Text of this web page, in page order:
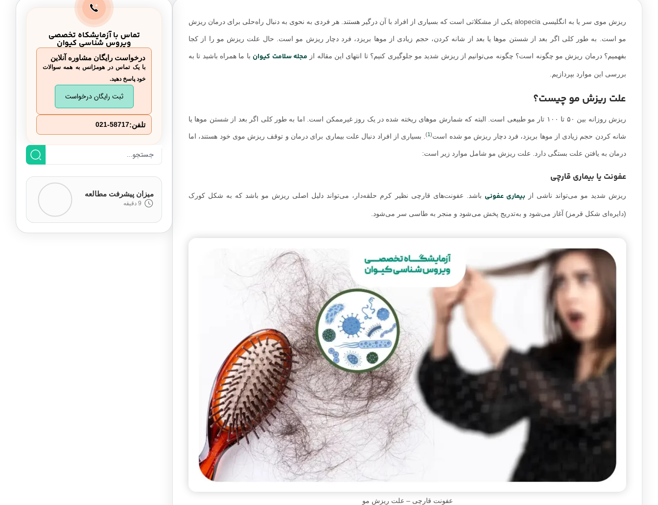
ریزش موی سر یا به انگلیسی alopecia یکی از مشکلاتی است که بسیاری از افراد با آن درگیر هستند. هر فردی به نحوی به دنبال راه‌حلی برای درمان ریزش
مو است. به طور کلی اگر بعد از شستن موها یا بعد از شانه کردن، حجم زیادی از موها بریزد، فرد دچار ریزش مو است. حال علت ریزش مو را از کجا
بفهمیم؟ درمان ریزش مو چگونه است؟ چگونه می‌توانیم از ریزش شدید مو جلوگیری کنیم؟ تا انتهای این مقاله از مجله سلامت کیوان با ما همراه باشید تا به
بررسی این موارد بپردازیم.
علت ریزش مو چیست؟
ریزش روزانه بین ۵۰ تا ۱۰۰ تار مو طبیعی است. البته که شمارش موهای ریخته شده در یک روز غیرممکن است. اما به طور کلی اگر بعد از شستن موها یا
شانه کردن حجم زیادی از موها بریزد، فرد دچار ریزش مو شده است(
1
). بسیاری از افراد دنبال علت بیماری برای درمان و توقف ریزش موی خود هستند، اما
درمان به یافتن علت بستگی دارد. علت ریزش مو شامل موارد زیر است:
عفونت‌ یا بیماری قارچی
ریزش شدید مو می‌تواند ناشی از بیماری عفونی باشد. عفونت‌های قارچی نظیر کرم حلقه‌دار، می‌تواند دلیل اصلی ریزش مو باشد که به شکل کورک
(دایره‌ای شکل قرمز) آغاز می‌شود و به‌تدریج پخش می‌شود و منجر به طاسی سر می‌شود.
عفونت قارچی – علت ریزش مو
تماس با آزمایشکاه تخصصی
ویروس شناسی کیوان
درخواست رایگان مشاوره آنلاین
با یک تماس در هومژانس به همه سوالات
خود پاسخ دهید.
ثبت رایگان درخواست
تلفن:021-58717
میزان پیشرفت مطالعه
9 دقیقه